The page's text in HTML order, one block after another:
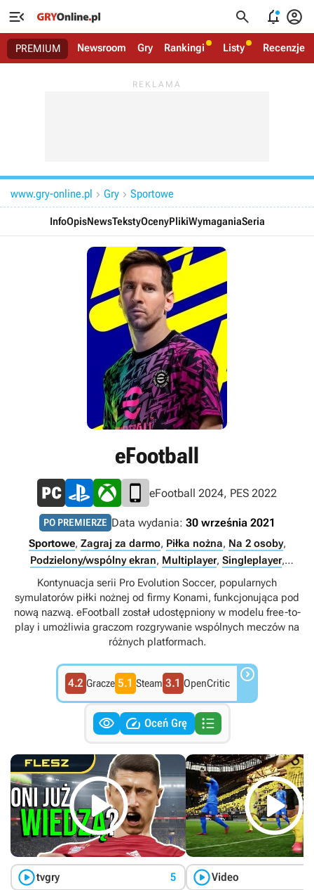
   
PREMIUM Newsroom Gry Rankingi Listy Recenzje
www.gry-online.pl  Gry  Sportowe
InfoOpisNewsTekstyOcenyPlikiWymaganiaSeria
eFootball
eFootball 2024, PES 2022
PO PREMIERZE Data wydania: 30 września 2021
Sportowe, Zagraj za darmo, Piłka nożna, Na 2 osoby,
Podzielony/wspólny ekran, Multiplayer, Singleplayer,
Internet
Kontynuacja serii Pro Evolution Soccer, popularnych
symulatorów piłki nożnej od firmy Konami, funkcjonująca pod
nową nazwą. eFootball został udostępniony w modelu free-to-
play i umożliwia graczom rozgrywanie wspólnych meczów na
różnych platformach.
4.2 Gracze 5.1 Steam 3.1 OpenCritic 
  Oceń Grę 

tvgry 5

Video